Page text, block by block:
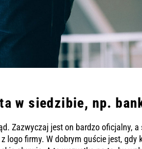
w siedzibie, np.
Zazwyczaj jest on bardzo oficjalny, a
logo firmy. W dobrym guście jest, gdy